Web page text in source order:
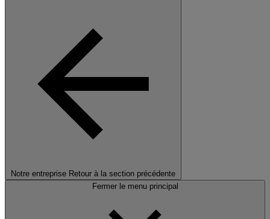
Notre entreprise Retour à la section précédente
Fermer le menu principal